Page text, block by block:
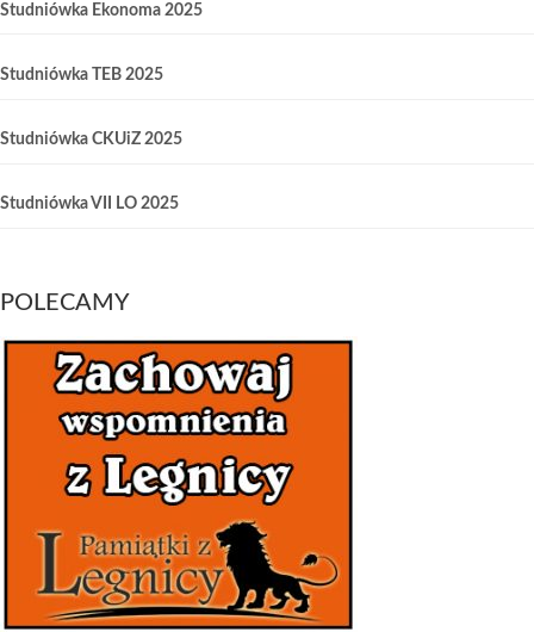
Studniówka Ekonoma 2025
Studniówka TEB 2025
Studniówka CKUiZ 2025
Studniówka VII LO 2025
POLECAMY